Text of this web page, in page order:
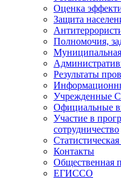
Оценка
Защита
Полномочия,
Результаты
Учрежденные
Официальные
Участие в
сотрудничество
Контакты
Общественная
ЕГИССО